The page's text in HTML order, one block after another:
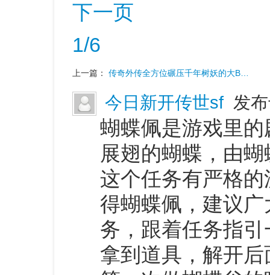
下一页
1/6
上一篇： 传奇外传全方位碾压千年树妖的大B…
今日新开传世sf 发
蝴蝶佩是游戏里
展翅的蝴蝶，由
这个任务有严格
得蝴蝶佩，建议
务，跟着任务指
拿到道具，解开